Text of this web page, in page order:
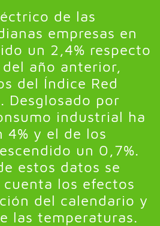
de las
empresas en
un 2,4% respecto
año anterior,
del Índice Red
Desglosado por
industrial ha
4% y el de los
un 0,7%.
estos datos se
los efectos
del calendario y
las temperaturas.